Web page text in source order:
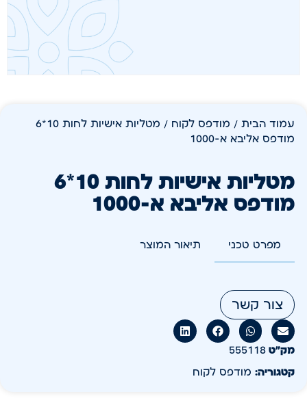
עמוד הבית / מודפס לקוח
/ מטליות אישיות לחות 10*6
מודפס אליבא א-1000
מטליות אישיות לחות 10*6
מודפס אליבא א-1000
מפרט טכני תיאור המוצר
צור קשר
מק״ט 555118
קטגוריה: מודפס לקוח